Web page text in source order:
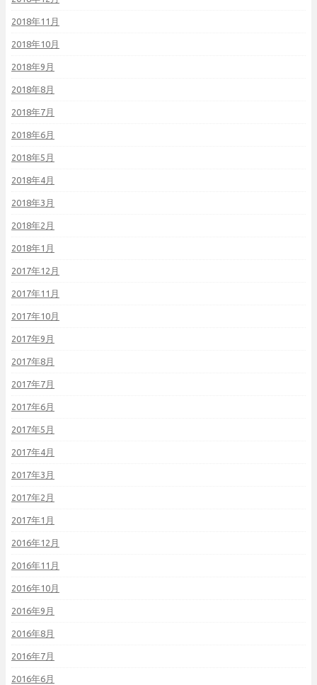
2018年11月
2018年10月
2018年9月
2018年8月
2018年7月
2018年6月
2018年5月
2018年4月
2018年3月
2018年2月
2018年1月
2017年12月
2017年11月
2017年10月
2017年9月
2017年8月
2017年7月
2017年6月
2017年5月
2017年4月
2017年3月
2017年2月
2017年1月
2016年12月
2016年11月
2016年10月
2016年9月
2016年8月
2016年7月
2016年6月